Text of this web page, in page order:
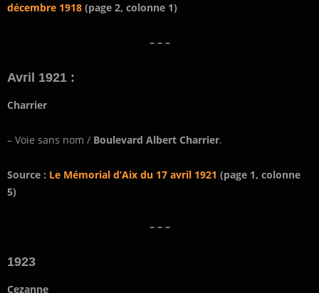
décembre 1918 (page 2, colonne 1)
– – –
Avril 1921 :
Charrier
– Voie sans nom / Boulevard Albert Charrier.
Source : Le Mémorial d’Aix du 17 avril 1921 (page 1, colonne
5)
– – –
1923
Cezanne